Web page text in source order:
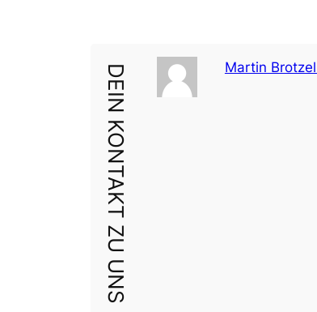
DEIN KONTAKT ZU UNS Martin